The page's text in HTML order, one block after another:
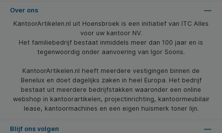
Over ons
KantoorArtikelen.nl uit Hoensbroek is een initiatief van ITC Alles
voor uw kantoor NV.
Het familiebedrijf bestaat inmiddels meer dan 100 jaar en is
tegenwoordig onder aanvoering van Igor Soons.
KantoorArtikelen.nl heeft meerdere vestigingen binnen de
Benelux en doet dagelijks zaken in heel Europa. Het bedrijf
bestaat uit meerdere bedrijfstakken waaronder een online
webshop in kantoorartikelen, projectinrichting, kantoormeubilair
lease, kantoormachines en een eigen huismerk toner lijn.
Blijf ons volgen